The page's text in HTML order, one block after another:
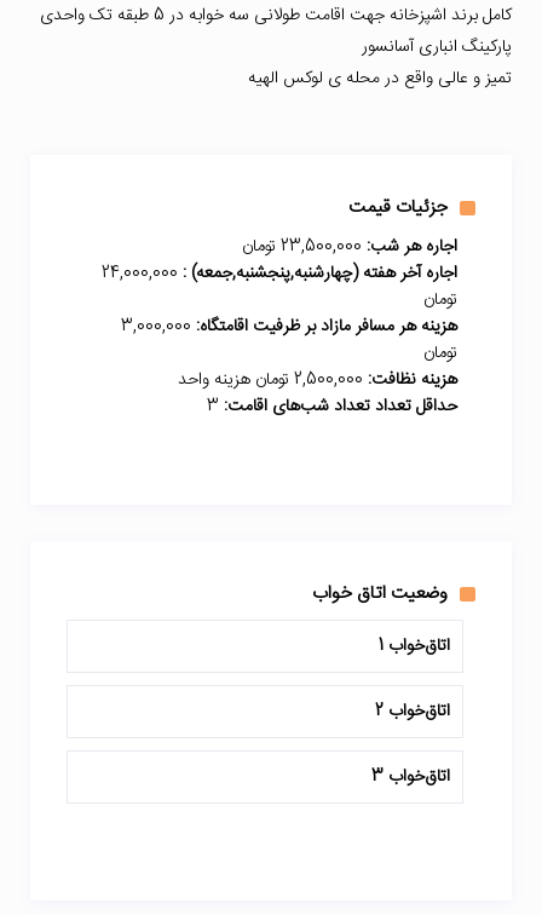
کامل برند اشپزخانه جهت اقامت طولانی سه خوابه در 5 طبقه تک واحدی
پارکینگ انباری آسانسور
تمیز و عالی واقع در محله ی لوکس الهیه
جزئیات قیمت
اجاره هر شب:
اجاره آخر هفته (چهارشنبه,پنجشنبه,جمعه) : 24,000,000
تومان
هزینه هر مسافر مازاد بر ظرفیت اقامتگاه: 3,000,000
تومان
هزینه نظافت:
حداقل تعداد تعداد شب‌های اقامت:
وضعیت اتاق خواب
اتاق‌خواب 1
اتاق‌خواب 2
اتاق‌خواب 3